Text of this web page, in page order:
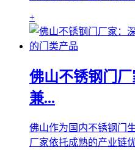
+
佛山不锈钢门
兼...
佛山作为国内不锈钢门
厂家依托成熟的产业链